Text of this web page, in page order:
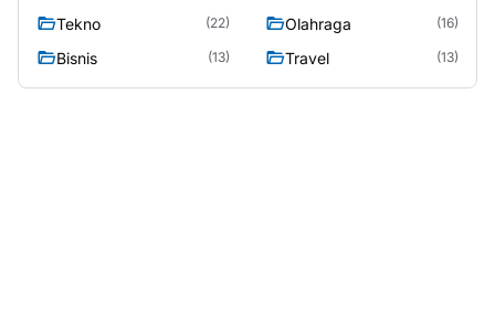
Tekno (22) Olahraga (16)
Bisnis (13) Travel (13)